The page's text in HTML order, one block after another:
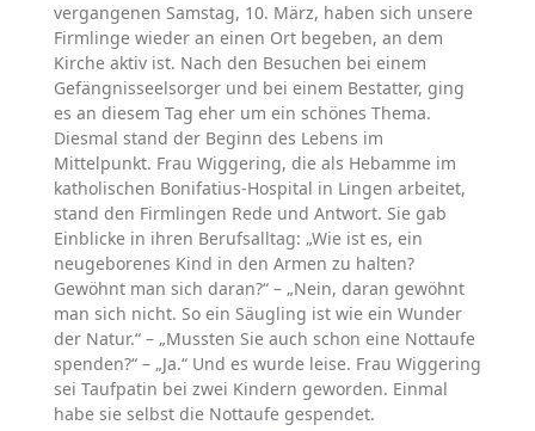
vergangenen Samstag, 10. März, haben sich unsere
Firmlinge wieder an einen Ort begeben, an dem
Kirche aktiv ist. Nach den Besuchen bei einem
Gefängnisseelsorger und bei einem Bestatter, ging
es an diesem Tag eher um ein schönes Thema.
Diesmal stand der Beginn des Lebens im
Mittelpunkt. Frau Wiggering, die als Hebamme im
katholischen Bonifatius-Hospital in Lingen arbeitet,
stand den Firmlingen Rede und Antwort. Sie gab
Einblicke in ihren Berufsalltag: „Wie ist es, ein
neugeborenes Kind in den Armen zu halten?
Gewöhnt man sich daran?“ – „Nein, daran gewöhnt
man sich nicht. So ein Säugling ist wie ein Wunder
der Natur.“ – „Mussten Sie auch schon eine Nottaufe
spenden?“ – „Ja.“ Und es wurde leise. Frau Wiggering
sei Taufpatin bei zwei Kindern geworden. Einmal
habe sie selbst die Nottaufe gespendet.